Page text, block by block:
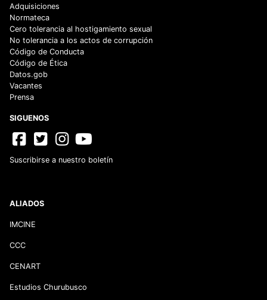
Adquisiciones
Normateca
Cero tolerancia al hostigamiento sexual
No tolerancia a los actos de corrupción
Código de Conducta
Código de Ética
Datos.gob
Vacantes
Prensa
SIGUENOS
Suscribirse a nuestro boletín
ALIADOS
IMCINE
CCC
CENART
Estudios Churubusco